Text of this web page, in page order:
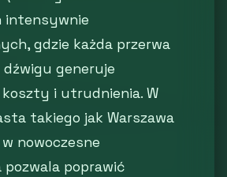
intensywnie
gdzie każda przerwa
dźwigu generuje
i utrudnienia. W
takiego jak Warszawa
nowoczesne
pozwala poprawić